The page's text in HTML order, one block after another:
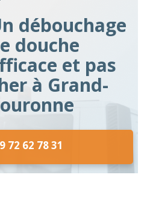
débouchage
douche
et pas
à Grand-
72 62 78 31